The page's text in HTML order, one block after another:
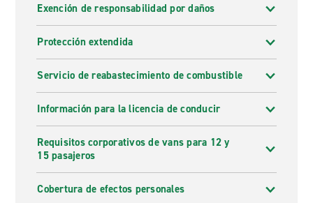
Exención de responsabilidad por daños
Protección extendida
Servicio de reabastecimiento de combustible
Información para la licencia de conducir
Requisitos corporativos de vans para 12 y
15 pasajeros
Cobertura de efectos personales